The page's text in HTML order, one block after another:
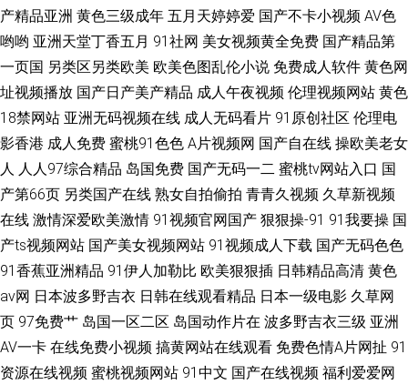
产精品亚洲 黄色三级成年 五月天婷婷爱 国产不卡小视频 AV色
哟哟 亚洲天堂丁香五月 91社网 美女视频黄全免费 国产精品第
一页国 另类区另类欧美 欧美色图乱伦小说 免费成人软件 黄色网
址视频播放 国产日产美产精品 成人午夜视频 伦理视频网站 黄色
18禁网站 亚洲无码视频在线 成人无码看片 91原创社区 伦理电
影香港 成人免费 蜜桃91色色 A片视频网 国产自在线 操欧美老女
人 人人97综合精品 岛国免费 国产无码一二 蜜桃tv网站入口 国
产第66页 另类国产在线 熟女自拍偷拍 青青久视频 久草新视频
在线 激情深爱欧美激情 91视频官网国产 狠狠操-91 91我要操 国
产ts视频网站 国产美女视频网站 91视频成人下载 国产无码色色
91香蕉亚洲精品 91伊人加勒比 欧美狠狠插 日韩精品高清 黄色
av网 日本波多野吉衣 日韩在线观看精品 日本一级电影 久草网
页 97免费艹 岛国一区二区 岛国动作片在 波多野吉衣三级 亚洲
AV一卡 在线免费小视频 搞黄网站在线观看 免费色情A片网扯 91
资源在线视频 蜜桃视频网站 91中文 国产在线视频 福利爱爱网